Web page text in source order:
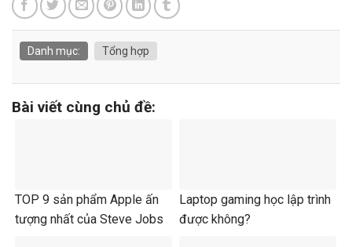
Danh mục: Tổng hợp
Bài viết cùng chủ đề:
TOP 9 sản phẩm Apple ấn
tượng nhất của Steve Jobs
Laptop gaming học lập trình
được không?